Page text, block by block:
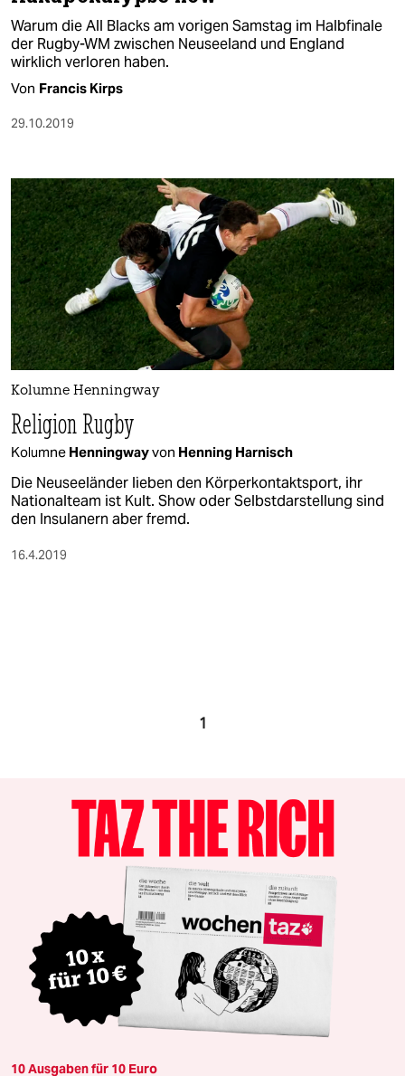
Warum die All Blacks am vorigen Samstag im Halbfinale
der Rugby-WM zwischen Neuseeland und England
wirklich verloren haben.
Von Francis Kirps
29.10.2019
Kolumne Henningway
Religion Rugby
Kolumne Henningwayvon Henning Harnisch
Die Neuseeländer lieben den Körperkontaktsport, ihr
Nationalteam ist Kult. Show oder Selbstdarstellung sind
den Insulanern aber fremd.
16.4.2019
1
10 Ausgaben für 10 Euro